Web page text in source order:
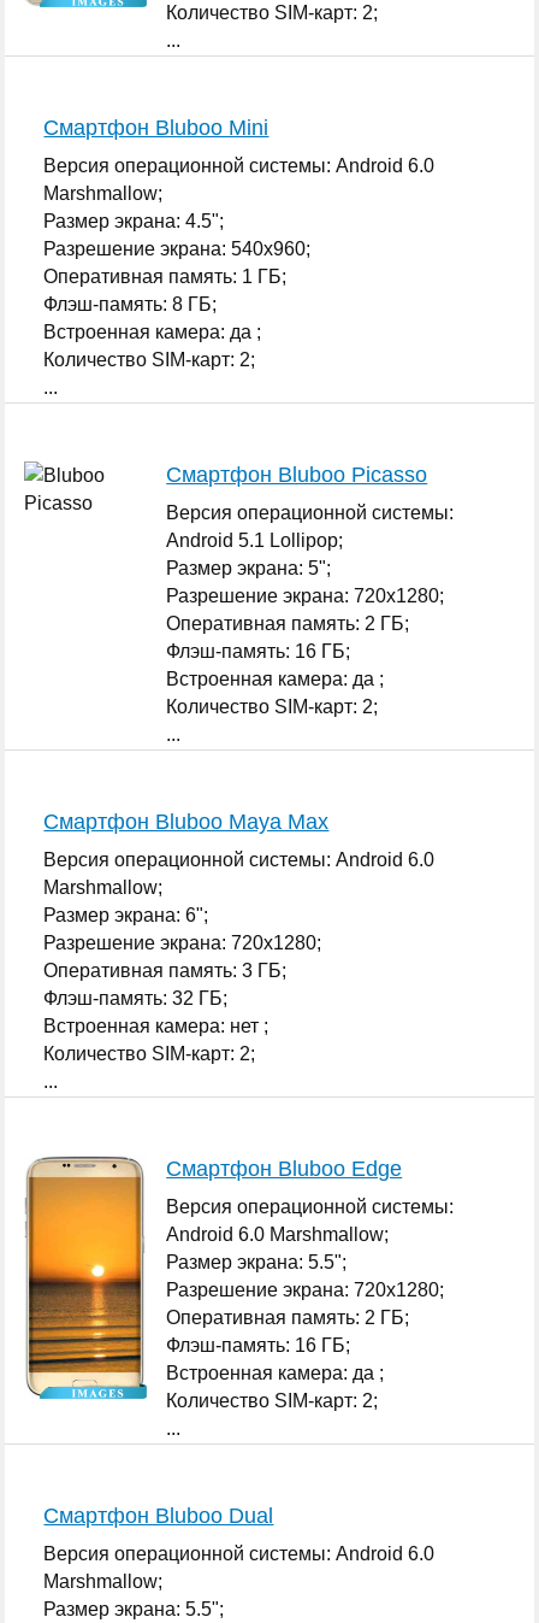
Количество SIM-карт: 2;
...
Смартфон Bluboo Mini
Версия операционной системы: Android 6.0
Marshmallow;
Размер экрана: 4.5";
Разрешение экрана: 540x960;
Оперативная память: 1 ГБ;
Флэш-память: 8 ГБ;
Встроенная камера: да ;
Количество SIM-карт: 2;
...
Смартфон Bluboo Picasso
Версия операционной системы:
Android 5.1 Lollipop;
Размер экрана: 5";
Разрешение экрана: 720x1280;
Оперативная память: 2 ГБ;
Флэш-память: 16 ГБ;
Встроенная камера: да ;
Количество SIM-карт: 2;
...
Смартфон Bluboo Maya Max
Версия операционной системы: Android 6.0
Marshmallow;
Размер экрана: 6";
Разрешение экрана: 720x1280;
Оперативная память: 3 ГБ;
Флэш-память: 32 ГБ;
Встроенная камера: нет ;
Количество SIM-карт: 2;
...
Смартфон Bluboo Edge
Версия операционной системы:
Android 6.0 Marshmallow;
Размер экрана: 5.5";
Разрешение экрана: 720x1280;
Оперативная память: 2 ГБ;
Флэш-память: 16 ГБ;
Встроенная камера: да ;
Количество SIM-карт: 2;
...
Смартфон Bluboo Dual
Версия операционной системы: Android 6.0
Marshmallow;
Размер экрана: 5.5";